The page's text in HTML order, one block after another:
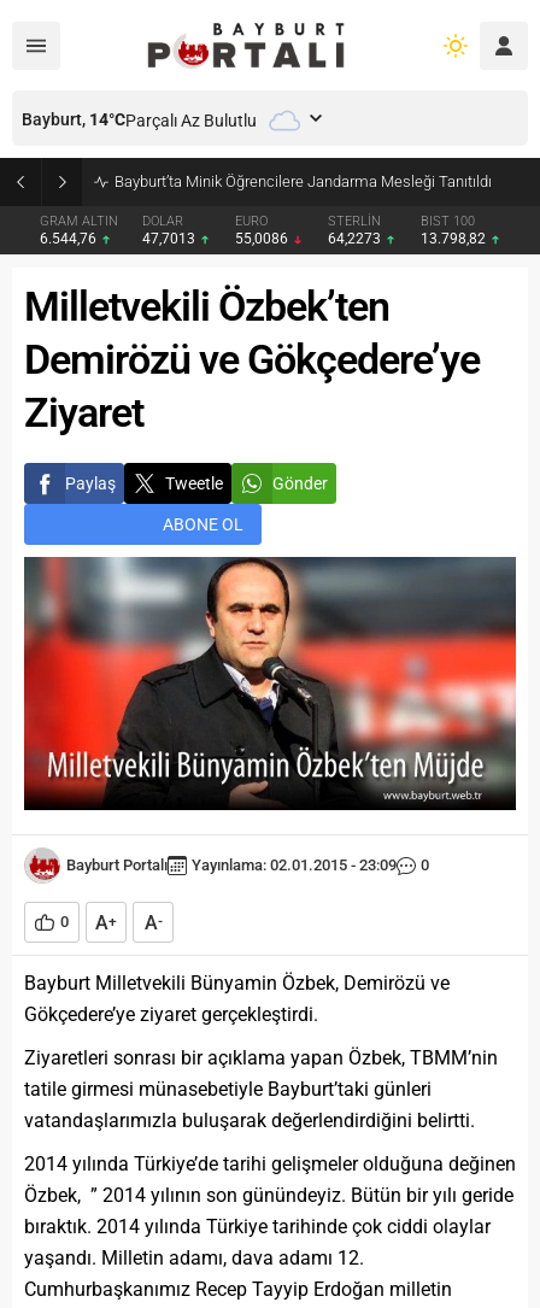
Bayburt’ta Minik Öğrencilere Jandarma Mesleği Tanıtıldı
GRAM ALTIN
6.544,76
DOLAR
47,7013
EURO
55,0086
STERLİN
64,2273
BIST 100
13.798,82
Bayburt, 14°CParçalı Az Bulutlu
Milletvekili Özbek’ten
Demirözü ve Gökçedere’ye
Ziyaret
Paylaş Tweetle Gönder
ABONE OL
Bayburt Portalı Yayınlama: 02.01.2015 - 23:09 0
0 A+ A-
Bayburt Milletvekili Bünyamin Özbek, Demirözü ve
Gökçedere’ye ziyaret gerçekleştirdi.
Ziyaretleri sonrası bir açıklama yapan Özbek, TBMM’nin
tatile girmesi münasebetiyle Bayburt’taki günleri
vatandaşlarımızla buluşarak değerlendirdiğini belirtti.
2014 yılında Türkiye’de tarihi gelişmeler olduğuna değinen
Özbek, ” 2014 yılının son günündeyiz. Bütün bir yılı geride
bıraktık. 2014 yılında Türkiye tarihinde çok ciddi olaylar
yaşandı. Milletin adamı, dava adamı 12.
Cumhurbaşkanımız Recep Tayyip Erdoğan milletin